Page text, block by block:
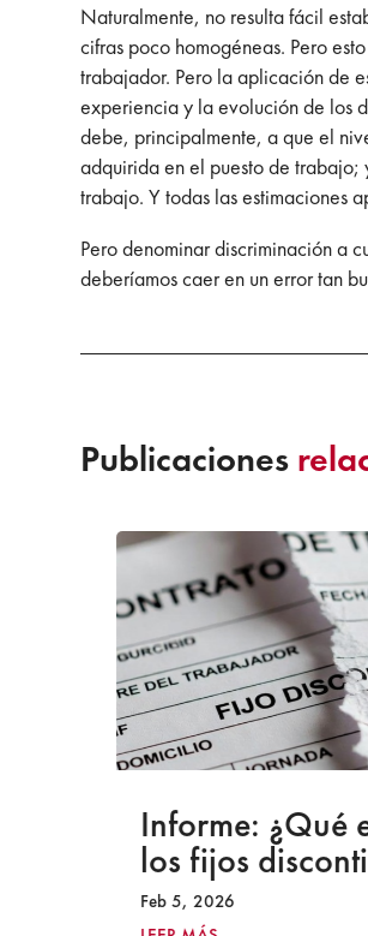
Naturalmente, no resulta fácil
cifras poco homogéneas. Pero
trabajador. Pero la aplicación de
experiencia y la evolución de los
debe, principalmente, a que el
adquirida en el puesto de trabajo;
trabajo. Y todas las estimaciones
Pero denominar discriminación a
deberíamos caer en un error tan
Publicaciones
Informe: ¿Qué
los fijos
Feb 5, 2026